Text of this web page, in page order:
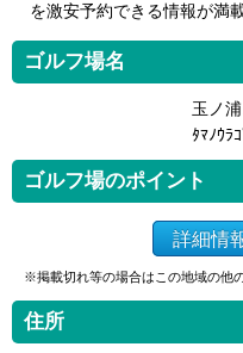
を激安予約できる情報が満
ゴルフ場名
玉ノ
ﾀﾏﾉｳﾗ
ゴルフ場のポイント
詳細情
※掲載切れ等の場合はこの地域の他
住所